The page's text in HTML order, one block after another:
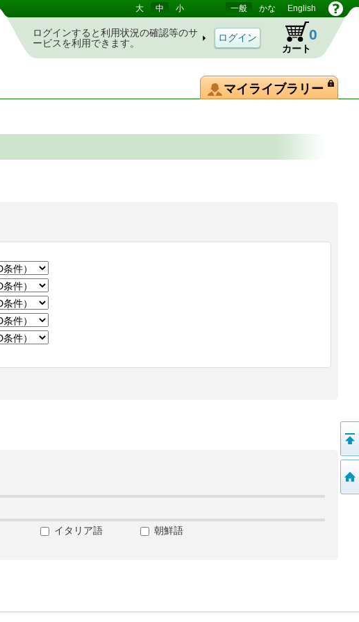
大 中 小 一般 かな English
ログインすると利用状況の確認等のサ
ービスを利用できます。
カート
0
マイライブラリー
イタリア語
朝鮮語